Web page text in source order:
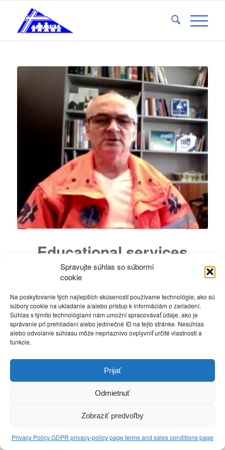
Spravujte súhlas so súbormi
cookie
Na poskytovanie tých najlepších skúseností používame technológie, ako sú
súbory cookie na ukladanie a/alebo prístup k informáciám o zariadení.
Súhlas s týmito technológiami nám umožní spracovávať údaje, ako je
správanie pri prehliadaní alebo jedinečné ID na tejto stránke. Nesúhlas
alebo odvolanie súhlasu môže nepriaznivo ovplyvniť určité vlastnosti a
funkcie.
Prijať
Odmietnuť
Zobraziť predvoľby
Privacy Policy GDPR privacy-policy page terms and sales conditions page
Educational services
12. januára 2022 / vEnglish articles / od
One of the activities we take part in is:
educational services.
Zdielať na